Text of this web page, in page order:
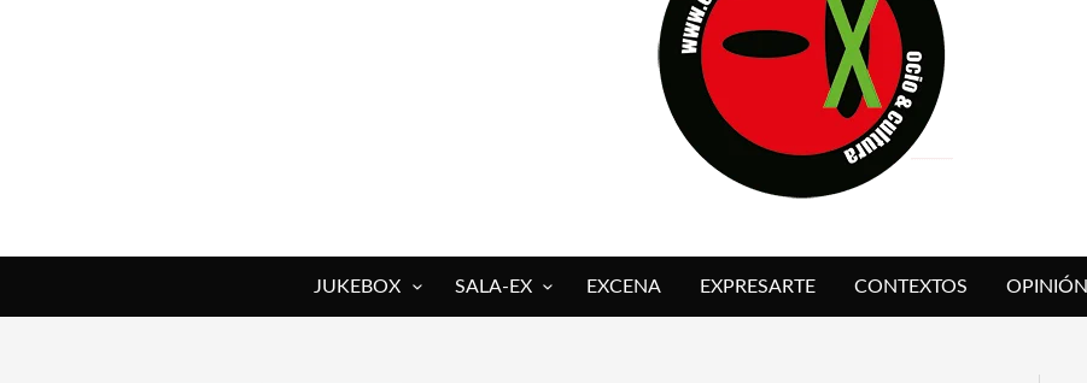
MARSHALL FLASH PRESENTA EN EXVITA [RELATIVA SENCILLEZ]
JOFRE BARDAGÍ EN EXVITA INTERPRETANDO A SERRAT
YORCH PRESENTA [CURSO DE ARMONÍA PERSECUTORIA] EN EXVITA
MAGALÍ SARE NOS EXPLICA [DESCASADA]
JUKEBOX SALA-EX EXCENA EXPRESARTE CONTEXTOS OPINIÓN